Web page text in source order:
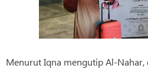
Menurut Iqna mengutip Al-Nahar,